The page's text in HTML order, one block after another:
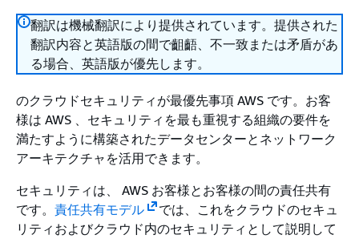
翻訳は機械翻訳により提供されています。提供された
翻訳内容と英語版の間で齟齬、不一致または矛盾があ
る場合、英語版が優先します。
のクラウドセキュリティが最優先事項 AWS です。お客
様は AWS 、セキュリティを最も重視する組織の要件を
満たすように構築されたデータセンターとネットワーク
アーキテクチャを活用できます。
セキュリティは、 AWS お客様とお客様の間の責任共有
です。 責任共有モデル
では、これをクラウドのセキュ
リティおよびクラウド内のセキュリティとして説明して